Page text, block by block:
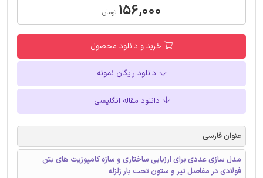
۱۵۶,۰۰۰ تومان
خرید و دانلود محصول
دانلود رایگان نمونه
دانلود مقاله انگلیسی
عنوان فارسی
مدل سازی عددی برای ارزیابی ساختاری و سازه کامپوزیت های بتن
فولادی در مفاصل تیر و ستون تحت بار زلزله